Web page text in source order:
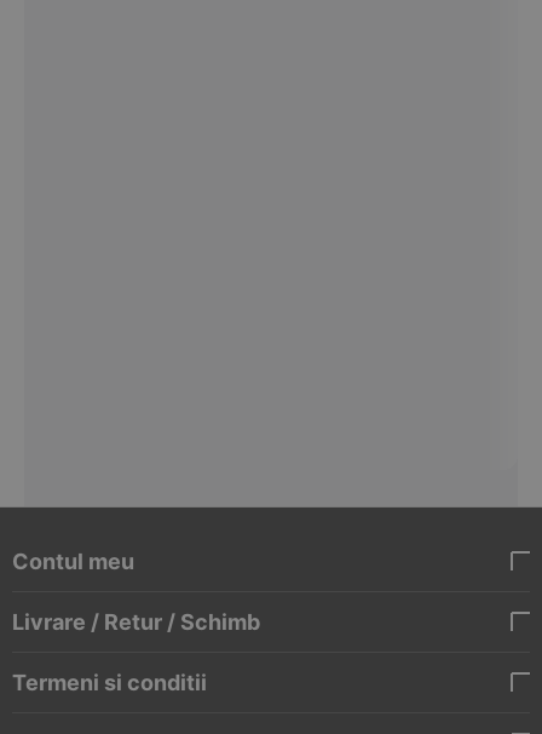
Contul meu
Livrare / Retur / Schimb
Termeni si conditii